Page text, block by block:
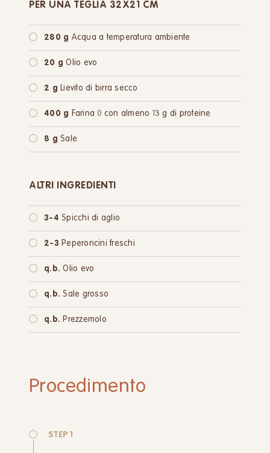
PER UNA TEGLIA 32X21 CM
280 g Acqua a temperatura ambiente
20 g Olio evo
2 g Lievito di birra secco
400 g Farina 0 con almeno 13 g di proteine
8 g Sale
ALTRI INGREDIENTI
3-4 Spicchi di aglio
2-3 Peperoncini freschi
q.b. Olio evo
q.b. Sale grosso
q.b. Prezzemolo
Procedimento
STEP 1